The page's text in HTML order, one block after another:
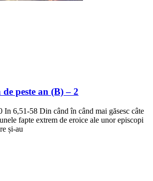
peste an (B) – 2
6,51-58 Din când în când mai găsesc câte
fapte extrem de eroice ale unor episcopi
și-au